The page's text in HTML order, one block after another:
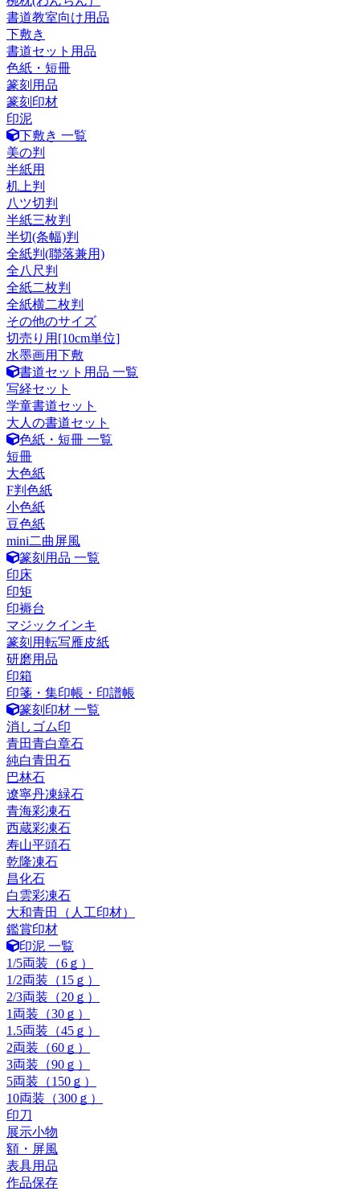
書道教室向け用品
下敷き
書道セット用品
色紙・短冊
篆刻用品
篆刻印材
印泥
下敷き 一覧
美の判
半紙用
机上判
八ツ切判
半紙三枚判
半切(条幅)判
全紙判(聯落兼用)
全八尺判
全紙二枚判
全紙横二枚判
その他のサイズ
切売り用[10cm単位]
水墨画用下敷
書道セット用品 一覧
写経セット
学童書道セット
大人の書道セット
色紙・短冊 一覧
短冊
大色紙
F判色紙
小色紙
豆色紙
mini二曲屏風
篆刻用品 一覧
印床
印矩
印褥台
マジックインキ
篆刻用転写雁皮紙
研磨用品
印箱
印箋・集印帳・印譜帳
篆刻印材 一覧
消しゴム印
青田青白章石
純白青田石
巴林石
遼寧丹凍緑石
青海彩凍石
西蔵彩凍石
寿山平頭石
乾隆凍石
昌化石
白雲彩凍石
大和青田（人工印材）
鑑賞印材
印泥 一覧
1/5両装（6ｇ）
1/2両装（15ｇ）
2/3両装（20ｇ）
1両装（30ｇ）
1.5両装（45ｇ）
2両装（60ｇ）
3両装（90ｇ）
5両装（150ｇ）
10両装（300ｇ）
印刀
展示小物
額・屏風
表具用品
作品保存